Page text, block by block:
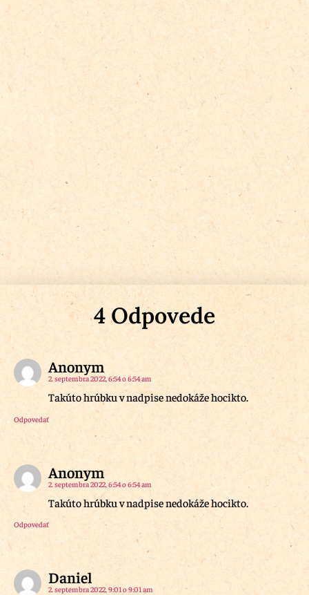
4 Odpovede
Anonym
2. septembra 2022, 6:54 o 6:54 am
Takúto hrúbku v nadpise nedokáže hocikto.
Odpovedať
Anonym
2. septembra 2022, 6:54 o 6:54 am
Takúto hrúbku v nadpise nedokáže hocikto.
Odpovedať
Daniel
2. septembra 2022, 9:01 o 9:01 am